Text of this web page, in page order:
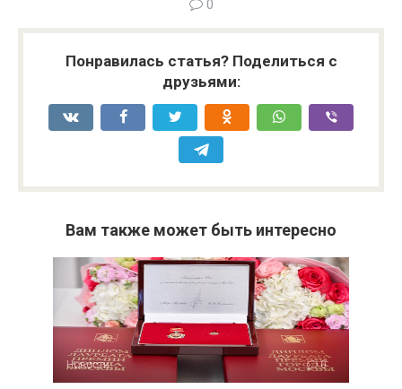
0
Понравилась статья? Поделиться с
друзьями:
Вам также может быть интересно
Новости 0